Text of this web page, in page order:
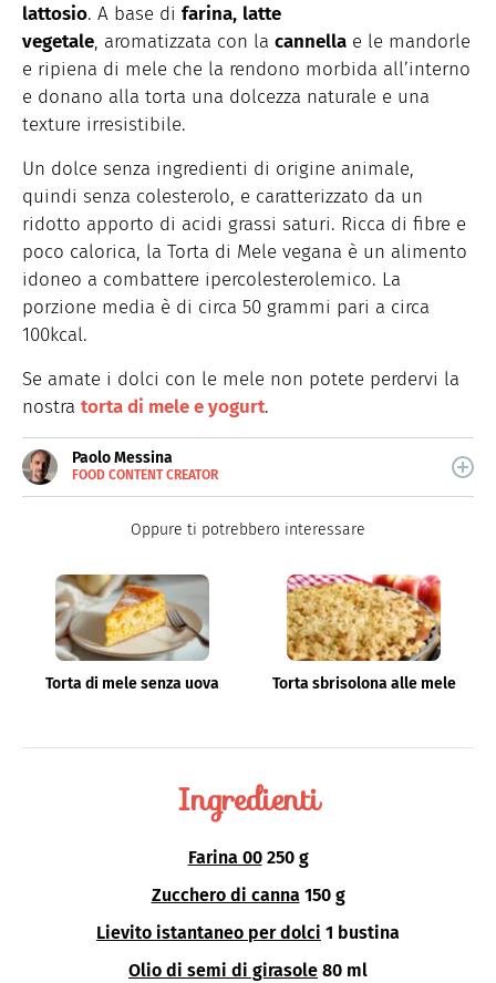
lattosio. A base di farina, latte
vegetale, aromatizzata con la cannella e le mandorle
e ripiena di mele che la rendono morbida all’interno
e donano alla torta una dolcezza naturale e una
texture irresistibile.
Un dolce senza ingredienti di origine animale,
quindi senza colesterolo, e caratterizzato da un
ridotto apporto di acidi grassi saturi. Ricca di fibre e
poco calorica, la Torta di Mele vegana è un alimento
idoneo a combattere ipercolesterolemico. La
porzione media è di circa 50 grammi pari a circa
100kcal.
Se amate i dolci con le mele non potete perdervi la
nostra torta di mele e yogurt.
Paolo Messina
FOOD CONTENT CREATOR
Cuoco amatoriale e food content creator su tutte le
Oppure ti potrebbero interessare
Torta di mele senza uova Torta sbrisolona alle mele
Ingredienti
Farina 00 250 g
Zucchero di canna 150 g
Lievito istantaneo per dolci 1 bustina
Olio di semi di girasole 80 ml